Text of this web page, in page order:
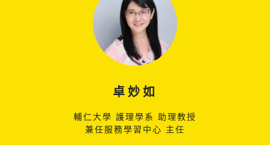
卓妙如
輔仁大學 護理學系 助理教授
兼任服務學習中心 主任